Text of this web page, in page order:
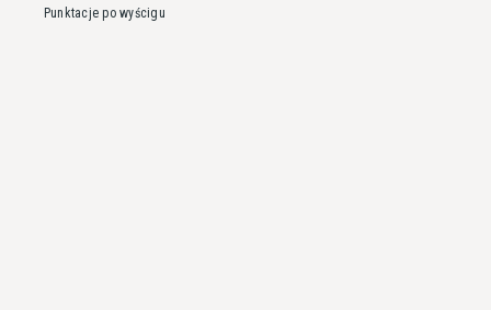
Punktacje po wyścigu